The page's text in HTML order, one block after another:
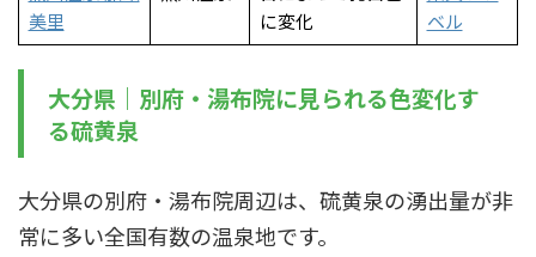
美里
に変化
ベル
大分県｜別府・湯布院に見られる色変化す
る硫黄泉
大分県の別府・湯布院周辺は、硫黄泉の湧出量が非
常に多い全国有数の温泉地です。